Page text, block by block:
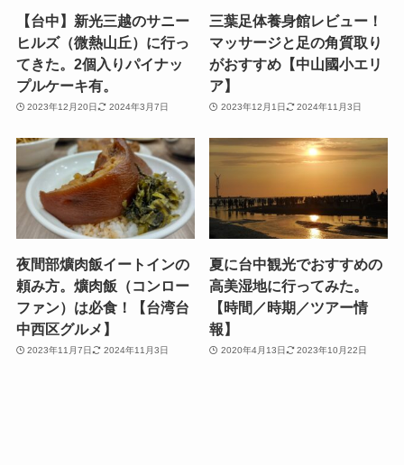
【台中】新光三越のサニー
ヒルズ（微熱山丘）に行っ
てきた。2個入りパイナッ
プルケーキ有。
2023年12月20日 2024年3月7日
三葉足体養身館レビュー！
マッサージと足の角質取り
がおすすめ【中山國小エリ
ア】
2023年12月1日 2024年11月3日
夜間部爌肉飯イートインの
頼み方。爌肉飯（コンロー
ファン）は必食！【台湾台
中西区グルメ】
2023年11月7日 2024年11月3日
夏に台中観光でおすすめの
高美湿地に行ってみた。
【時間／時期／ツアー情
報】
2020年4月13日 2023年10月22日